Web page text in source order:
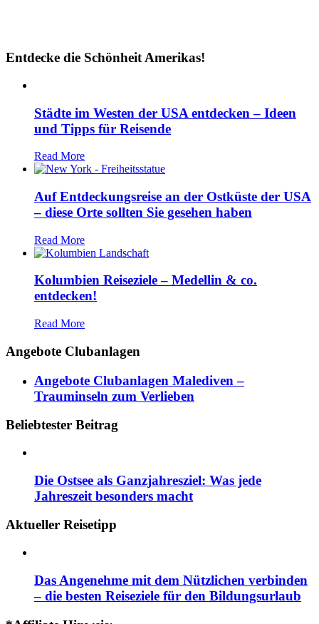
Entdecke die Schönheit Amerikas!
Städte im Westen der USA entdecken – Ideen
und Tipps für Reisende
Read More
Auf Entdeckungsreise an der Ostküste der USA
– diese Orte sollten Sie gesehen haben
Read More
Kolumbien Reiseziele – Medellin & co.
entdecken!
Read More
Angebote Clubanlagen
Angebote Clubanlagen Malediven –
Trauminseln zum Verlieben
Beliebtester Beitrag
Die Ostsee als Ganzjahresziel: Was jede
Jahreszeit besonders macht
Aktueller Reisetipp
Das Angenehme mit dem Nützlichen verbinden
– die besten Reiseziele für den Bildungsurlaub